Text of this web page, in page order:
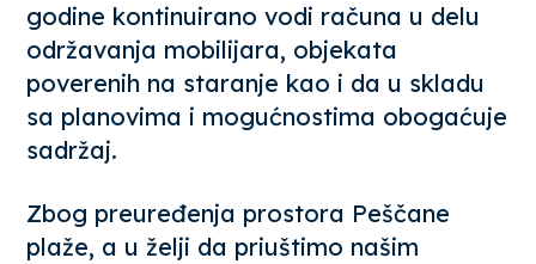
godine kontinuirano vodi računa u delu
održavanja mobilijara, objekata
poverenih na staranje kao i da u skladu
sa planovima i mogućnostima obogaćuje
sadržaj.
Zbog preuređenja prostora Peščane
plaže, a u želji da priuštimo našim